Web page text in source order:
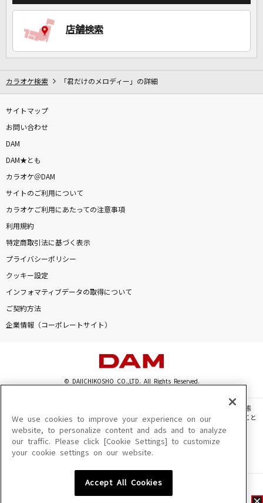
店舗検索
カラオケ検索 「君だけのメロディー」の詳細
サイトマップ
お問い合わせ
DAM
DAM★とも
カラオケ＠DAM
サイトのご利用について
カラオケご利用にあたっての注意事項
利用規約
特定商取引法に基づく表示
プライバシーポリシー
クッキー設定
インフォマティブデータの取得について
ご契約方法
企業情報（コーポレートサイト）
© DAIICHIKOSHO CO.,LTD. All Rights Reserved.
このサイトに掲載されている一切の文章・画像・写真・動画・音声等を、手段や形態
を問わず、著作権法の定める範囲を超えて無断で複製、転載、ファイル化などすること
を禁じます。
楽曲及びコンテンツは、機種によりご利用いただけない場合があります。
楽曲及びコンテンツの配信日、配信内容が変更になる場合があります。
We use cookies to improve your experience on our
website, to personalize content and ads and to analyze
our traffic. Please click [Cookie Settings] to customize
your cookie settings on our website.
Accept All Cookies